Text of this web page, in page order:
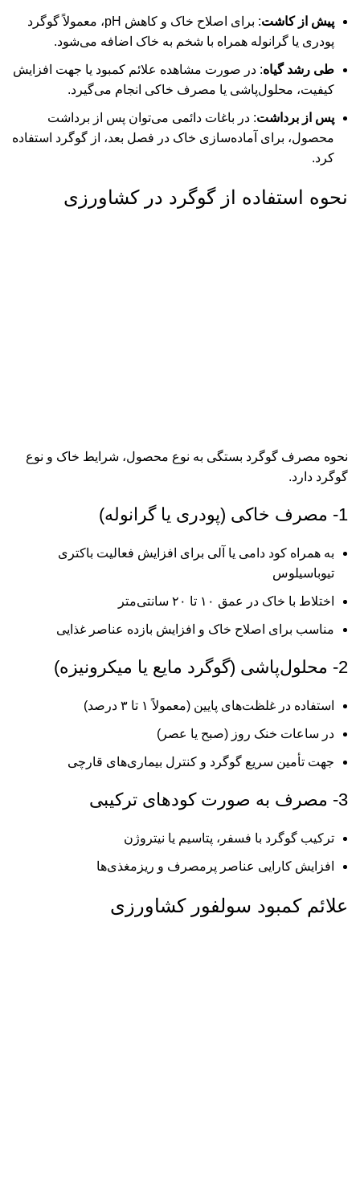
پیش از کاشت
: برای اصلاح خاک و کاهش pH، معمولاً گوگرد
پودری یا گرانوله همراه با شخم به خاک اضافه می‌شود.
طی رشد گیاه: در صورت مشاهده علائم کمبود یا جهت افزایش
کیفیت، محلول‌پاشی یا مصرف خاکی انجام می‌گیرد.
پس از برداشت: در باغات دائمی می‌توان پس از برداشت
محصول، برای آماده‌سازی خاک در فصل بعد، از گوگرد استفاده
کرد.
نحوه استفاده از گوگرد در کشاورزی
نحوه مصرف گوگرد بستگی به نوع محصول، شرایط خاک و نوع
گوگرد دارد.
1- مصرف خاکی (پودری یا گرانوله)
به همراه کود دامی یا آلی برای افزایش فعالیت باکتری
تیوباسیلوس
اختلاط با خاک در عمق ۱۰ تا ۲۰ سانتی‌متر
مناسب برای اصلاح خاک و افزایش بازده عناصر غذایی
2- محلول‌پاشی (گوگرد مایع یا میکرونیزه)
استفاده در غلظت‌های پایین (معمولاً ۱ تا ۳ درصد)
در ساعات خنک روز (صبح یا عصر)
جهت تأمین سریع گوگرد و کنترل بیماری‌های قارچی
3- مصرف به صورت کودهای ترکیبی
ترکیب گوگرد با فسفر، پتاسیم یا نیتروژن
افزایش کارایی عناصر پرمصرف و ریزمغذی‌ها
علائم کمبود سولفور کشاورزی